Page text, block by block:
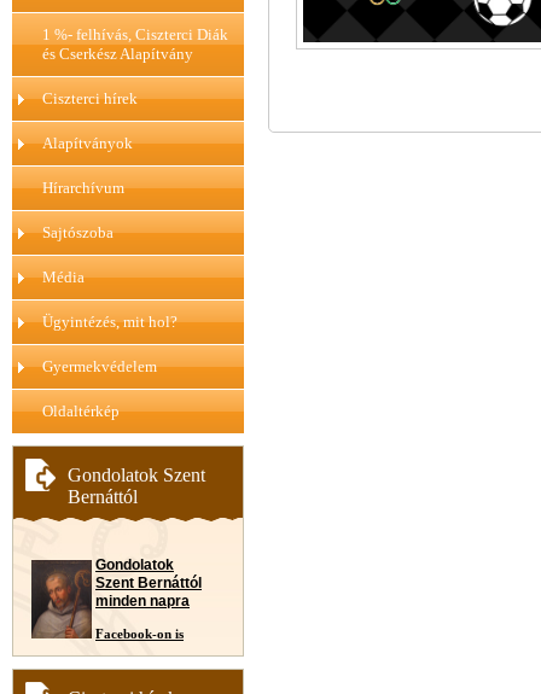
1 %- felhívás, Ciszterci Diák
és Cserkész Alapítvány
Ciszterci hírek
Alapítványok
Hírarchívum
Sajtószoba
Média
Ügyintézés, mit hol?
Gyermekvédelem
Oldaltérkép
Gondolatok Szent
Bernáttól
Gondolatok
Szent Bernáttól
minden napra
Facebook-on is